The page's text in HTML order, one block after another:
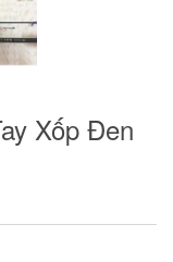
Xốp Đen